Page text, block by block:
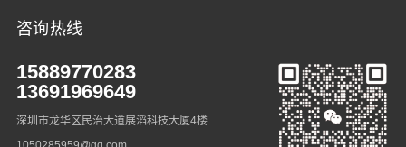
咨询热线
15889770283
13691969649
深圳市龙华区民治大道展滔科技大厦4楼